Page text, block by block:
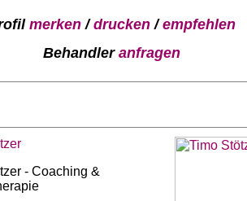
merken/drucken/empfehlen
Behandler anfragen
- Coaching &